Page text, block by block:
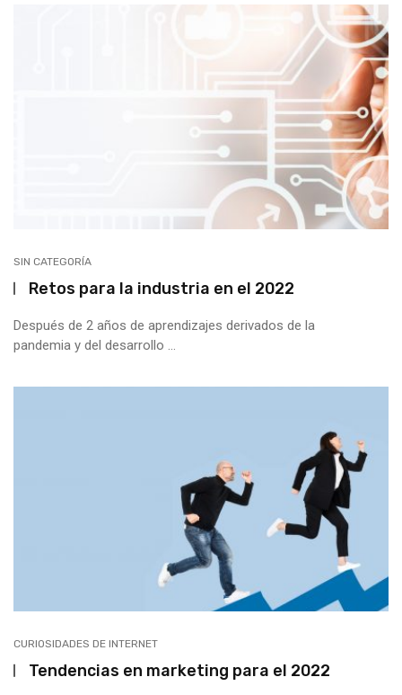
SIN CATEGORÍA
Retos para la industria en el 2022
Después de 2 años de aprendizajes derivados de la
pandemia y del desarrollo ...
CURIOSIDADES DE INTERNET
Tendencias en marketing para el 2022